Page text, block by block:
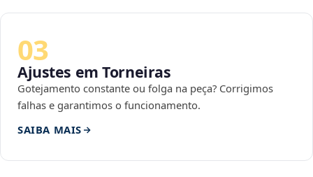
03
Ajustes em Torneiras
Gotejamento constante ou folga na peça? Corrigimos
falhas e garantimos o funcionamento.
SAIBA MAIS